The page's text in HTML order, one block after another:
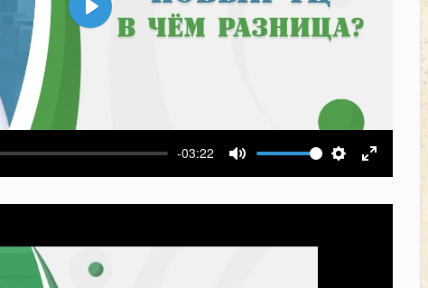
-03:22
Выключить звукНастройки
На весь
Воспроизвести